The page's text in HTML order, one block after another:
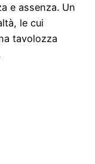
e assenza. Un
le cui
tavolozza